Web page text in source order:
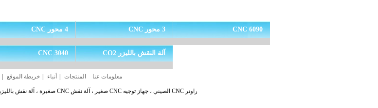
4 محور CNC 3 محور CNC CNC 6090
CNC 3040 آلة النقش بالليزر CO2
معلومات عنا المنتجات أنباء خريطة الموقع
راوتر CNC الصيني ، جهاز توجيه CNC صغير ، آلة نقش CNC صغيرة ، آلة نقش بالليزر CO2 ، جهاز توجيه CNC لسطح المكتب